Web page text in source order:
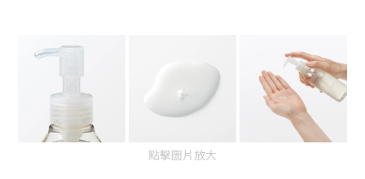
點擊圖片放大